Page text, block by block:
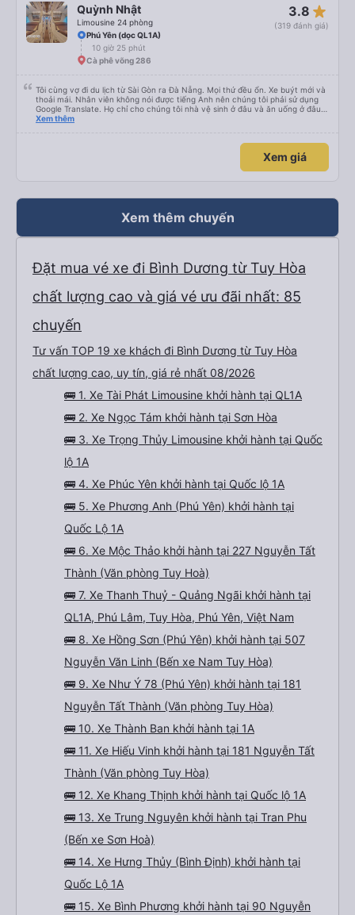
Quỳnh Nhật
Limousine 24 phòng
3.8 star_rate
(319 đánh giá)
Phú Yên (dọc QL1A)
10 giờ 25 phút
Cà phê võng 286
Tôi cùng vợ đi du lịch từ Sài Gòn ra Đà Nẵng. Mọi thứ đều ổn. Xe buýt mới và
thoải mái. Nhân viên không nói được tiếng Anh nên chúng tôi phải sử dụng
Google Translate. Họ chỉ cho chúng tôi nhà vệ sinh ở đâu và ăn uống ở đâu.
Xe buýt dừng 4 lần trong chuyến đi 16 giờ của chúng tôi. Chúng tôi đến sớm
nhưng chúng tôi không hiểu được tiếng Việt. Người quản lý trong khách sạn
Xem thêm
Xem giá
Xem thêm chuyến
Đặt mua vé xe đi Bình Dương từ Tuy Hòa
chất lượng cao và giá vé ưu đãi nhất: 85
chuyến
Tư vấn TOP 19 xe khách đi Bình Dương từ Tuy Hòa
chất lượng cao, uy tín, giá rẻ nhất 08/2026
🚌 1. Xe Tài Phát Limousine khởi hành tại QL1A
🚌 2. Xe Ngọc Tám khởi hành tại Sơn Hòa
🚌 3. Xe Trọng Thủy Limousine khởi hành tại Quốc
lộ 1A
🚌 4. Xe Phúc Yên khởi hành tại Quốc lộ 1A
🚌 5. Xe Phương Anh (Phú Yên) khởi hành tại
Quốc Lộ 1A
🚌 6. Xe Mộc Thảo khởi hành tại 227 Nguyễn Tất
Thành (Văn phòng Tuy Hoà)
🚌 7. Xe Thanh Thuỷ - Quảng Ngãi khởi hành tại
QL1A, Phú Lâm, Tuy Hòa, Phú Yên, Việt Nam
🚌 8. Xe Hồng Sơn (Phú Yên) khởi hành tại 507
Nguyễn Văn Linh (Bến xe Nam Tuy Hòa)
🚌 9. Xe Như Ý 78 (Phú Yên) khởi hành tại 181
Nguyễn Tất Thành (Văn phòng Tuy Hòa)
🚌 10. Xe Thành Ban khởi hành tại 1A
🚌 11. Xe Hiếu Vinh khởi hành tại 181 Nguyễn Tất
Thành (Văn phòng Tuy Hòa)
🚌 12. Xe Khang Thịnh khởi hành tại Quốc lộ 1A
🚌 13. Xe Trung Nguyên khởi hành tại Tran Phu
(Bến xe Sơn Hoà)
🚌 14. Xe Hưng Thủy (Bình Định) khởi hành tại
Quốc Lộ 1A
🚌 15. Xe Bình Phương khởi hành tại 90 Nguyễn